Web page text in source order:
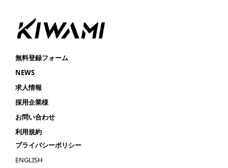
無料登録フォーム
NEWS
求人情報
採用企業様
お問い合わせ
利用規約
プライバシーポリシー
ENGLISH